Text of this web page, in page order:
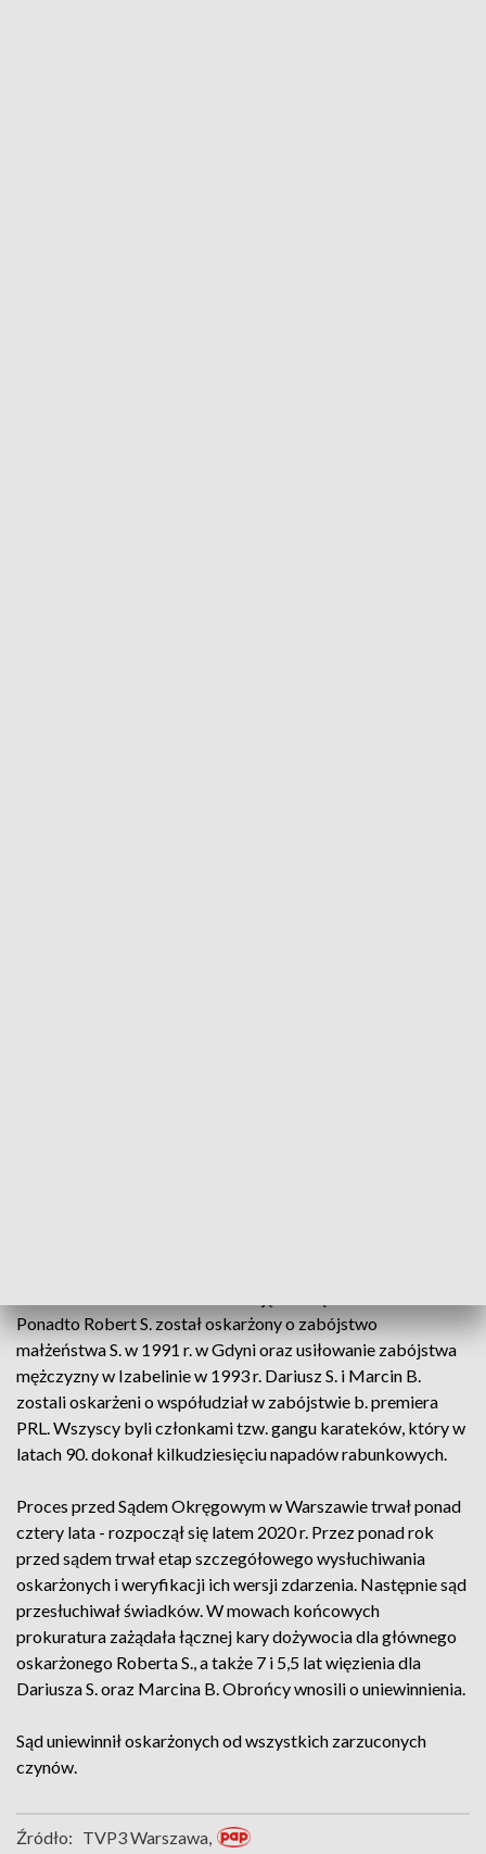
Ponadto Robert S. został oskarżony o zabójstwo
małżeństwa S. w 1991 r. w Gdyni oraz usiłowanie zabójstwa
mężczyzny w Izabelinie w 1993 r. Dariusz S. i Marcin B.
zostali oskarżeni o współudział w zabójstwie b. premiera
PRL. Wszyscy byli członkami tzw. gangu karateków, który w
latach 90. dokonał kilkudziesięciu napadów rabunkowych.
Proces przed Sądem Okręgowym w Warszawie trwał ponad
cztery lata - rozpoczął się latem 2020 r. Przez ponad rok
przed sądem trwał etap szczegółowego wysłuchiwania
oskarżonych i weryfikacji ich wersji zdarzenia. Następnie sąd
przesłuchiwał świadków. W mowach końcowych
prokuratura zażądała łącznej kary dożywocia dla głównego
oskarżonego Roberta S., a także 7 i 5,5 lat więzienia dla
Dariusza S. oraz Marcina B. Obrońcy wnosili o uniewinnienia.
Sąd uniewinnił oskarżonych od wszystkich zarzuconych
czynów.
Źródło: TVP3 Warszawa,